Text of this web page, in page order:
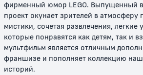
LEGO Ниндзяго Ниндзяго:
6+ 6+
фирменный юмор LEGO. Выпущенный в
проект окунает зрителей в атмосферу
мистики, сочетая развлечения,
которые понравятся как детям, так и
мультфильм является отличным
франшизе и пополняет коллекцию
историй.